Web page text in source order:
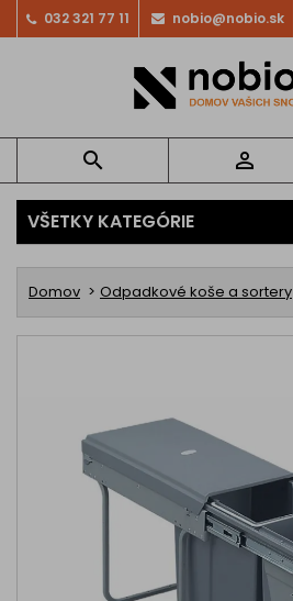
032 321 77 11 nobio@nobio.sk
 
VŠETKY KATEGÓRIE
Domov Odpadkové koše a sortery